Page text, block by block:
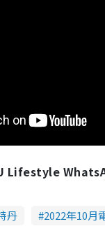
Lifestyle
丹 2022年10月